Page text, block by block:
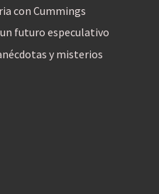
con Cummings
un futuro especulativo
y misterios